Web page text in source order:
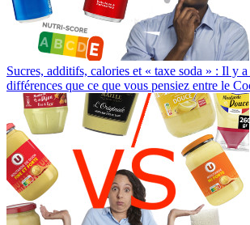
Sucres, additifs, calories et « taxe soda » : Il y
différences que ce que vous pensiez entre le